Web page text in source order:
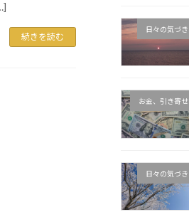
続きを読む
日々の気づき
お金、引き寄せ
日々の気づき